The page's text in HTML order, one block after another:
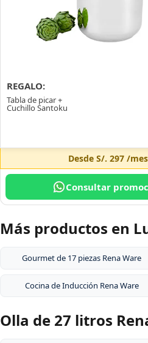
REGALO:
Tabla de picar +
Cuchillo Santoku
Desde S/. 297/mes
Consultar
Más productos en
Gourmet de 17 piezas Rena Ware
Cocina de Inducción Rena Ware
Olla de 27 litros